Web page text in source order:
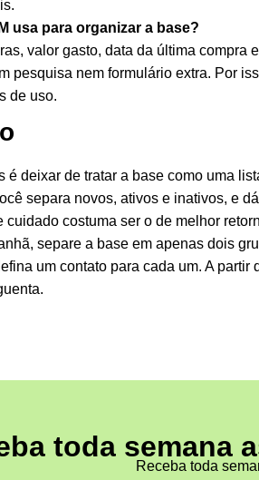
usa para organizar a base?
valor gasto, data da última compra
pesquisa nem formulário extra. Por
de uso.
é deixar de tratar a base como uma
separa novos, ativos e inativos, e
cuidado costuma ser o de melhor
separe a base em apenas dois
um contato para cada um. A
toda semana
Receba toda